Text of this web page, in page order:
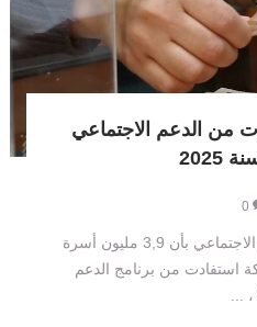
من الدعم الاجتماعي
0
أفادت الوكالة الوطنية للدعم الاجتماعي بأن 3,9 مليون أسرة
استفادت من برنامج الدعم